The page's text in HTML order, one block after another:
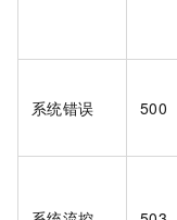
系统错误 500